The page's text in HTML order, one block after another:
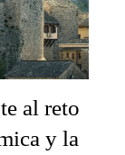
al reto
y la